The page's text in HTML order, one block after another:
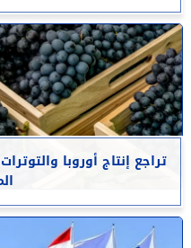
تراجع إنتاج أوروبا